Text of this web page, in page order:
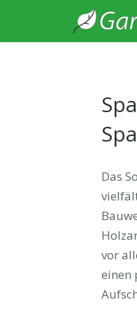
Das
vor
einen